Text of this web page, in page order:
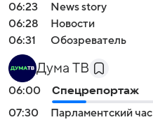
06:23
News story
06:28
Новости
06:31
Обозреватель
Дума ТВ
06:00
Спецрепортаж
07:30
Парламентский час